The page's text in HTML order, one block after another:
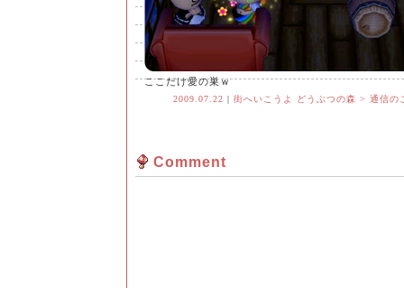
ここだけ愛の巣ｗ
2009.07.22 | 街へいこうよ どうぶつの森 > 通信の
Comment